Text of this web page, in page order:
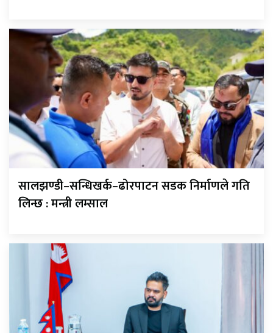
सालझण्डी–सन्धिखर्क–ढोरपाटन सडक निर्माणले गति
लिन्छ : मन्त्री लम्साल